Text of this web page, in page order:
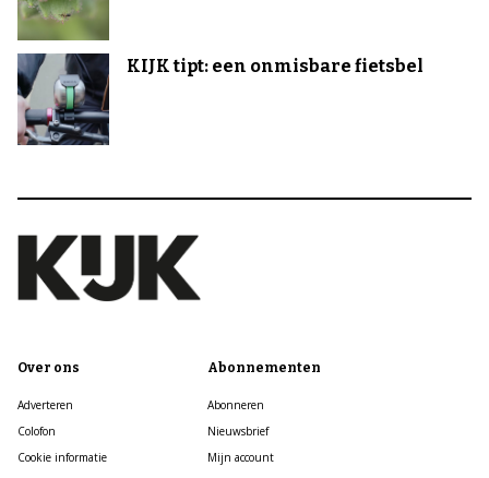
KIJK tipt: een onmisbare fietsbel
Over ons
Adverteren
Colofon
Cookie informatie
Abonnementen
Abonneren
Nieuwsbrief
Mijn account